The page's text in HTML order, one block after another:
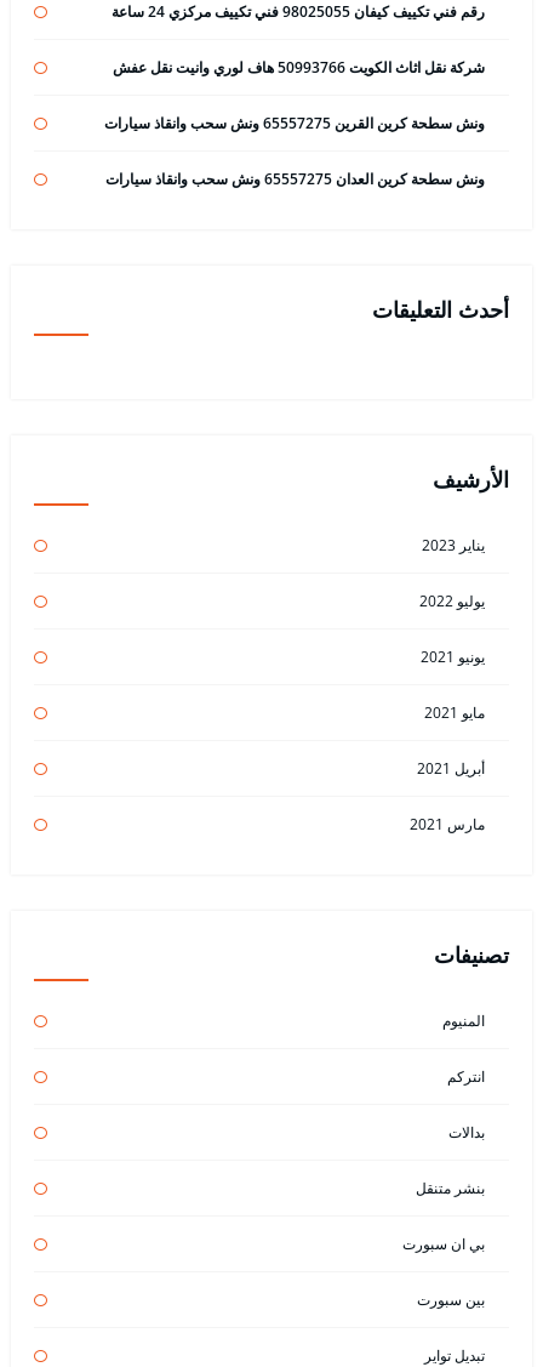
رقم فني تكييف كيفان 98025055 فني تكييف مركزي 24 ساعة
شركة نقل اثاث الكويت 50993766 هاف لوري وانيت نقل عفش
ونش سطحة كرين القرين 65557275 ونش سحب وانقاذ سيارات
ونش سطحة كرين العدان 65557275 ونش سحب وانقاذ سيارات
أحدث التعليقات
الأرشيف
يناير 2023
يوليو 2022
يونيو 2021
مايو 2021
أبريل 2021
مارس 2021
تصنيفات
المنيوم
انتركم
بدالات
بنشر متنقل
بي ان سبورت
بين سبورت
تبديل تواير